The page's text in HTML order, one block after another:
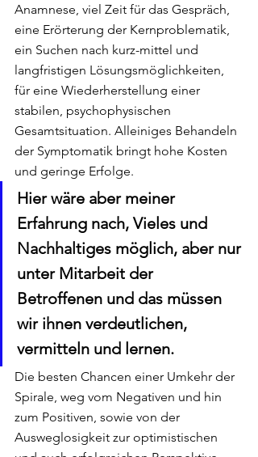
Anamnese, viel Zeit für das Gespräch,
eine Erörterung der Kernproblematik,
ein Suchen nach kurz-mittel und
langfristigen Lösungsmöglichkeiten,
für eine Wiederherstellung einer
stabilen, psychophysischen
Gesamtsituation. Alleiniges Behandeln
der Symptomatik bringt hohe Kosten
und geringe Erfolge.
Hier wäre aber meiner
Erfahrung nach, Vieles und
Nachhaltiges möglich, aber nur
unter Mitarbeit der
Betroffenen und das müssen
wir ihnen verdeutlichen,
vermitteln und lernen.
Die besten Chancen einer Umkehr der
Spirale, weg vom Negativen und hin
zum Positiven, sowie von der
Ausweglosigkeit zur optimistischen